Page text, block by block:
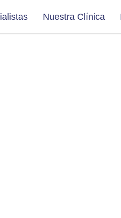
Nuestra Clínica